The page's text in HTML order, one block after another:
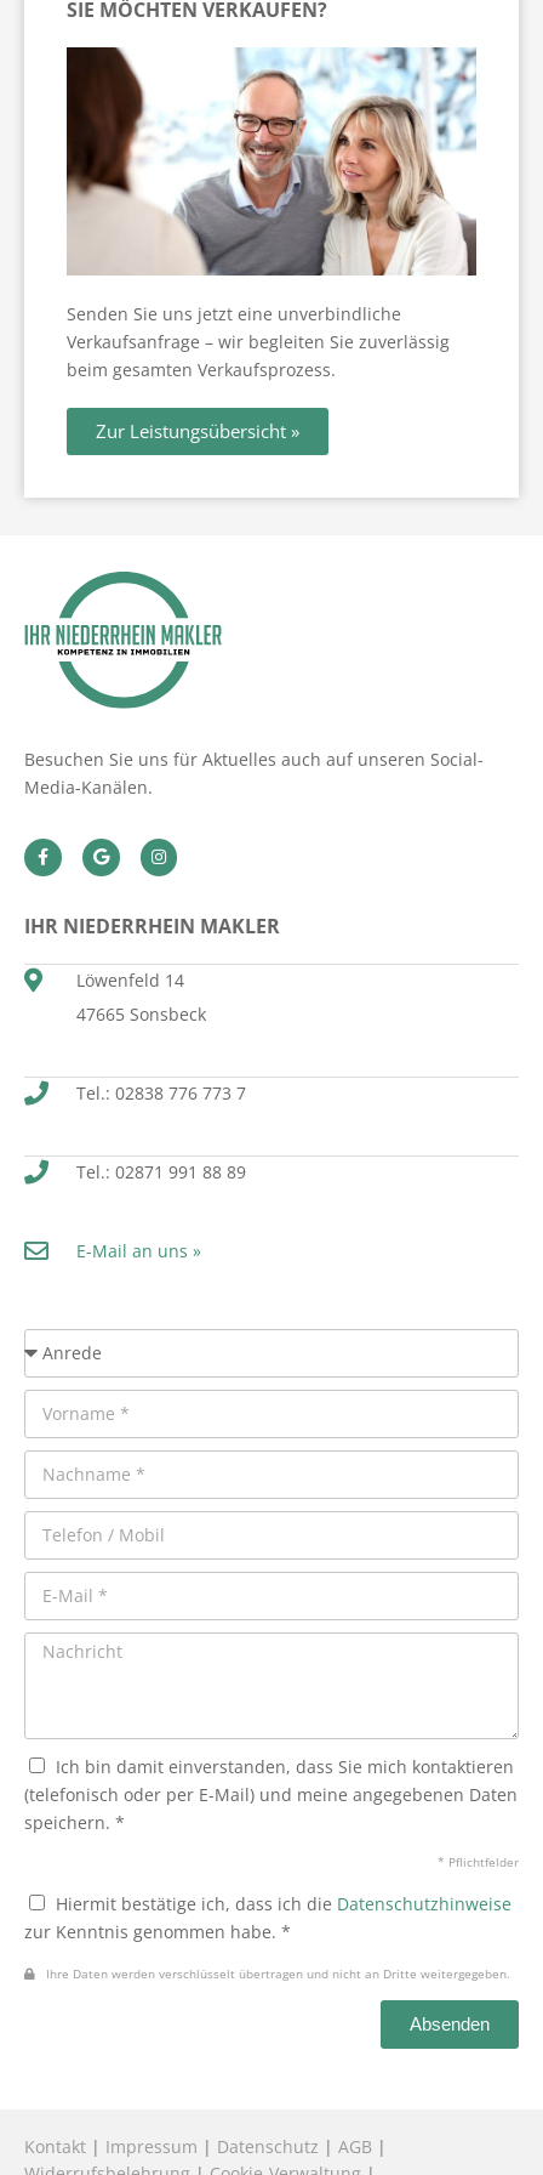
Kontakt | Impressum | Datenschutz | AGB |
Scheidungsimmobilie Ratgeber
Verkauf einer vermieteten Wohnung Ratgeber
Wohnen im Alter
News
Widerrufsbelehrung
SIE MÖCHTEN VERKAUFEN?
Senden Sie uns jetzt eine unverbindliche
Verkaufsanfrage – wir begleiten Sie zuverlässig
beim gesamten Verkaufsprozess.
Zur Leistungsübersicht »
Besuchen Sie uns für Aktuelles auch auf unseren Social-
Media-Kanälen.
IHR NIEDERRHEIN MAKLER
Löwenfeld 14
47665 Sonsbeck
Tel.: 02838 776 773 7
Tel.: 02871 991 88 89
E-Mail an uns »
Ich bin damit einverstanden, dass Sie mich kontaktieren
(telefonisch oder per E-Mail) und meine angegebenen Daten
speichern. *
* Pflichtfelder
Hiermit bestätige ich, dass ich die Datenschutzhinweise
zur Kenntnis genommen habe. *
Ihre Daten werden verschlüsselt übertragen und nicht an Dritte weitergegeben.
Absenden